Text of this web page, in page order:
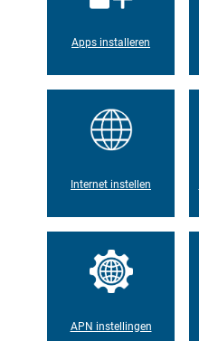
Apps installeren
Internet instellen
APN instellingen